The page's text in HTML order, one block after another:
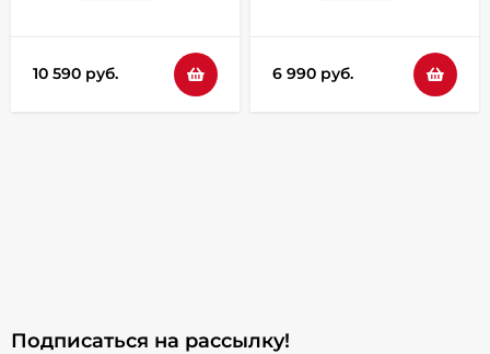
10 590 руб. 6 990 руб.
Подписаться на рассылкy!